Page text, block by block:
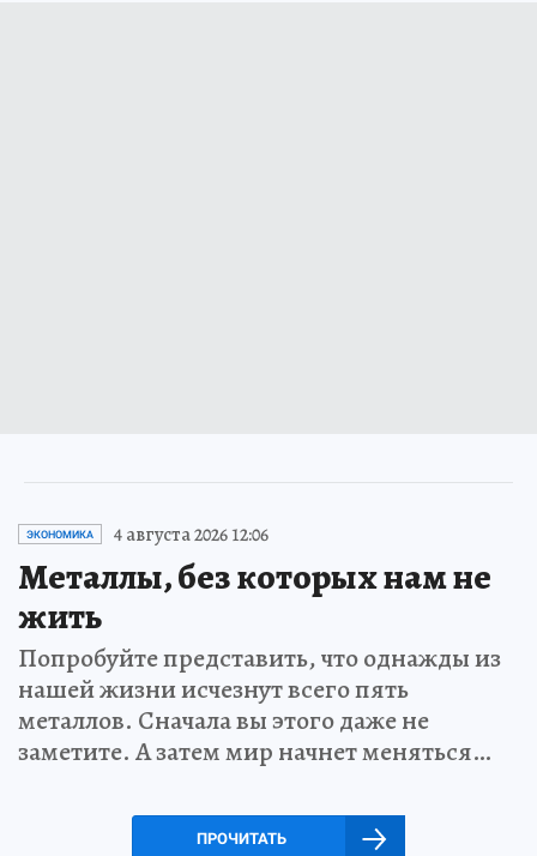
ЭКОНОМИКА 4 августа 2026 12:06
Металлы, без которых нам не
жить
Попробуйте представить, что однажды из
нашей жизни исчезнут всего пять
металлов. Сначала вы этого даже не
заметите. А затем мир начнет меняться…
ПРОЧИТАТЬ